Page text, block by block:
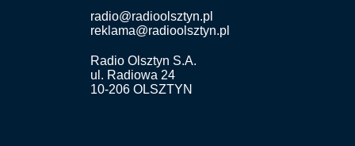
radio@radioolsztyn.pl
reklama@radioolsztyn.pl
Radio Olsztyn S.A.
ul. Radiowa 24
10-206 OLSZTYN